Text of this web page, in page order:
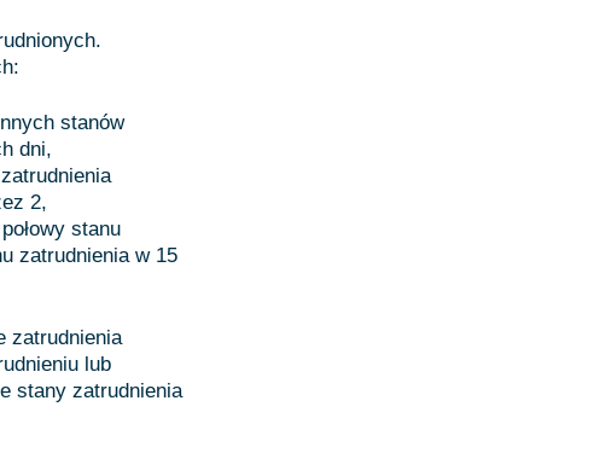
stanów
dni,
2,
stanu
zatrudnienia w 15
zatrudnienia
lub
stany zatrudnienia